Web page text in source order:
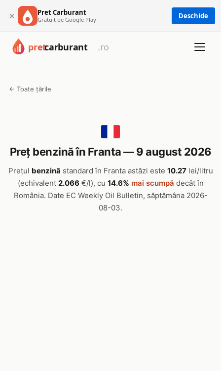
× Pret Carburant
Gratuit pe Google Play Deschide
← Toate țările
Preț benzină în Franta — 9 august 2026
Prețul benzină standard în Franta astăzi este 10.27lei/litru
(echivalent 2.066 €/l), cu 14.6% mai scumpă decât în
România. Date EC Weekly Oil Bulletin, săptămâna 2026-
08-03.